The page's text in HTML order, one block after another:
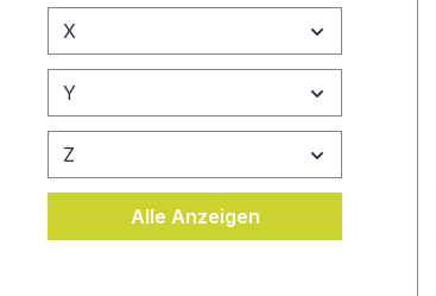
X
Y
Z
Alle Anzeigen